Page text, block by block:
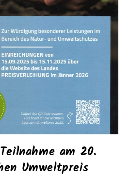
am 20.
Umweltpreis